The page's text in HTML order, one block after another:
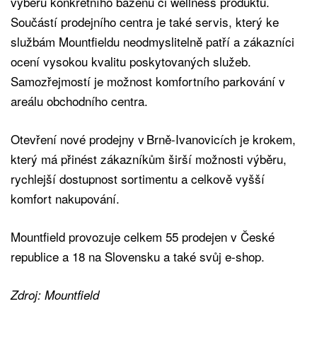
Součástí prodejního centra je také servis, který ke
službám Mountfieldu neodmyslitelně patří a zákazníci
ocení vysokou kvalitu poskytovaných služeb.
Samozřejmostí je možnost komfortního parkování v
areálu obchodního centra.
Otevření nové prodejny v Brně-Ivanovicích je krokem,
který má přinést zákazníkům širší možnosti výběru,
rychlejší dostupnost sortimentu a celkově vyšší
komfort nakupování.
Mountfield provozuje celkem 55 prodejen v České
republice a 18 na Slovensku a také svůj e-shop.
Zdroj: Mountfield